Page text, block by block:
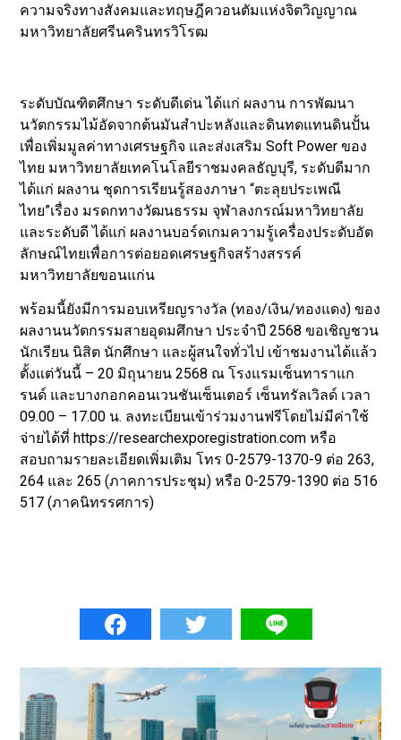
ความจริงทางสังคมและทฤษฎีควอนตัมแห่งจิตวิญญาณ
มหาวิทยาลัยศรีนครินทรวิโรฒ
ระดับบัณฑิตศึกษา ระดับดีเด่น ได้แก่ ผลงาน การพัฒนา
นวัตกรรมไม้อัดจากต้นมันสำปะหลังและดินทดแทนดินปั้น
เพื่อเพิ่มมูลค่าทางเศรษฐกิจ และส่งเสริม Soft Power ของ
ไทย มหาวิทยาลัยเทคโนโลยีราชมงคลธัญบุรี, ระดับดีมาก
ได้แก่ ผลงาน ชุดการเรียนรู้สองภาษา “ตะลุยประเพณี
ไทย”เรื่อง มรดกทางวัฒนธรรม จุฬาลงกรณ์มหาวิทยาลัย
และระดับดี ได้แก่ ผลงานบอร์ดเกมความรู้เครื่องประดับอัต
ลักษณ์ไทยเพื่อการต่อยอดเศรษฐกิจสร้างสรรค์
มหาวิทยาลัยขอนแก่น
พร้อมนี้ยังมีการมอบเหรียญรางวัล (ทอง/เงิน/ทองแดง) ของ
ผลงานนวัตกรรมสายอุดมศึกษา ประจำปี 2568 ขอเชิญชวน
นักเรียน นิสิต นักศึกษา และผู้สนใจทั่วไป เข้าชมงานได้แล้ว
ตั้งแต่วันนี้ – 20 มิถุนายน 2568 ณ โรงแรมเซ็นทาราแก
รนด์ และบางกอกคอนเวนชันเซ็นเตอร์ เซ็นทรัลเวิลด์ เวลา
09.00 – 17.00 น. ลงทะเบียนเข้าร่วมงานฟรีโดยไม่มีค่าใช้
จ่ายได้ที่ https://researchexporegistration.com หรือ
สอบถามรายละเอียดเพิ่มเติม โทร 0-2579-1370-9 ต่อ 263,
264 และ 265 (ภาคการประชุม) หรือ 0-2579-1390 ต่อ 516
517 (ภาคนิทรรศการ)